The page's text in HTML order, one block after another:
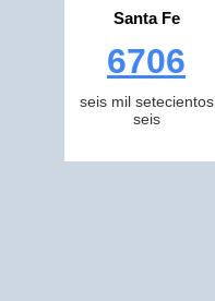
Santa Fe
6706
seis mil setecientos
seis